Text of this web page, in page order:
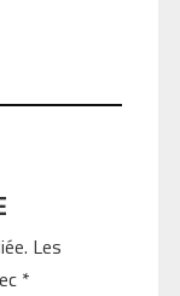
Les
*